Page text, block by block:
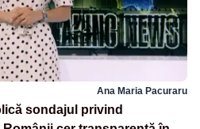
Ana Maria Pacuraru
sondajul privind